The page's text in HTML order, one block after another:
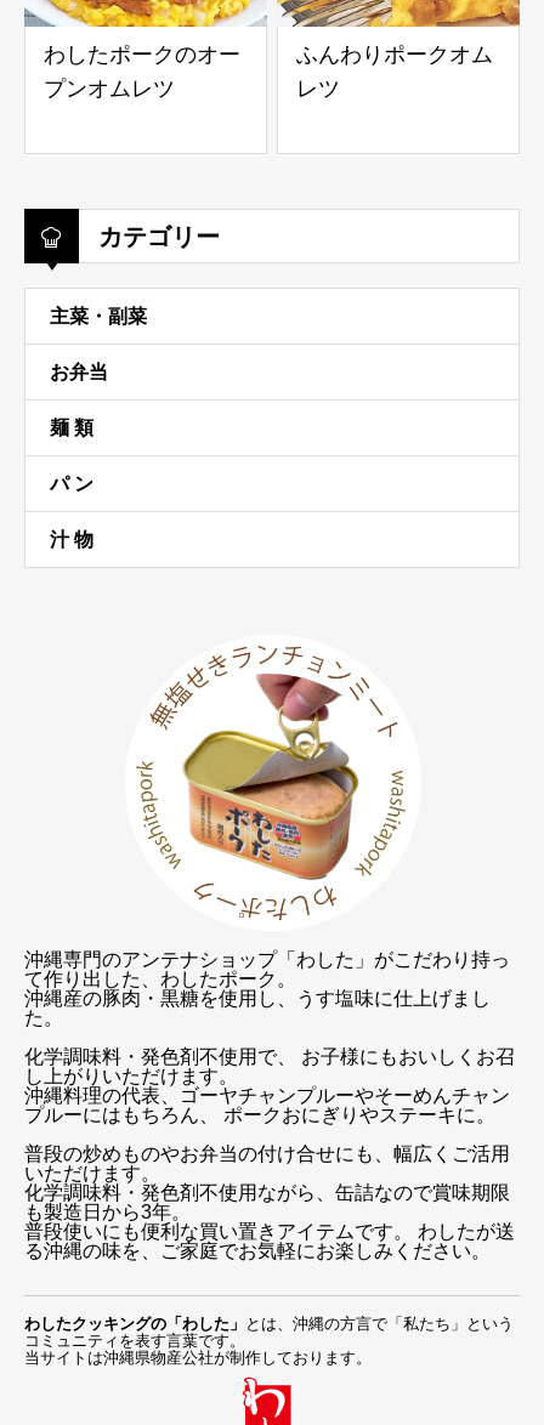
わしたポークのオー
プンオムレツ
ふんわりポークオム
レツ
カテゴリー
主菜・副菜
お弁当
麺 類
パ ン
汁 物
沖縄専門のアンテナショップ「わした」がこだわり持っ
て作り出した、わしたポーク。
沖縄産の豚肉・黒糖を使用し、うす塩味に仕上げまし
た。
化学調味料・発色剤不使用で、 お子様にもおいしくお召
し上がりいただけます。
沖縄料理の代表、ゴーヤチャンプルーやそーめんチャン
プルーにはもちろん、 ポークおにぎりやステーキに。
普段の炒めものやお弁当の付け合せにも、幅広くご活用
いただけます。
化学調味料・発色剤不使用ながら、缶詰なので賞味期限
も製造日から3年。
普段使いにも便利な買い置きアイテムです。 わしたが送
る沖縄の味を、ご家庭でお気軽にお楽しみください。
わしたクッキングの「わした」 とは、沖縄の方言で「私たち」という
コミュニティを表す言葉です。
当サイトは沖縄県物産公社が制作しております。